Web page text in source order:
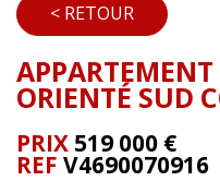
< RETOUR
APPARTEMENT
ORIENTÉ SUD
PRIX 519 000 €
REF V4690070916